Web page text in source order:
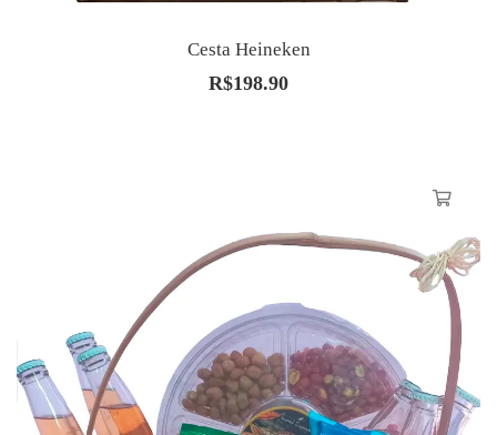
Cesta Heineken
R$198.90